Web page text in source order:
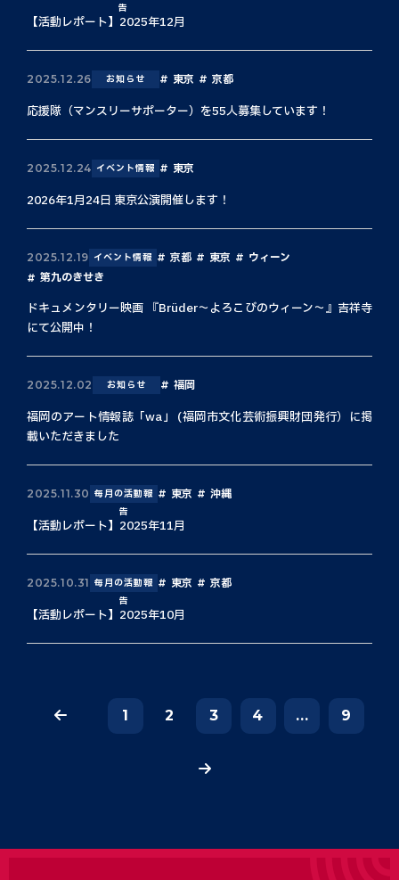
告
【活動レポート】2025年12月
2025.12.26 お知らせ 東京 京都
応援隊（マンスリーサポーター）を55人募集しています！
2025.12.24 イベント情報 東京
2026年1月24日 東京公演開催します！
2025.12.19 イベント情報 京都 東京
ウィーン
第九のきせき
ドキュメンタリー映画 『Brüder〜よろこびのウィーン〜』吉祥寺
にて公開中！
2025.12.02 お知らせ 福岡
福岡のアート情報誌「wa」 (福岡市文化芸術振興財団発行）に掲
載いただきました
2025.11.30 毎月の活動報
告
東京 沖縄
【活動レポート】2025年11月
2025.10.31 毎月の活動報
告
東京 京都
【活動レポート】2025年10月
1 2 3 4 ... 9